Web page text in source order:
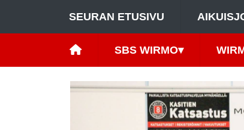
SEURAN ETUSIVU
SBS WIRMO▾